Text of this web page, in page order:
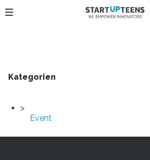
Kategorien
Event